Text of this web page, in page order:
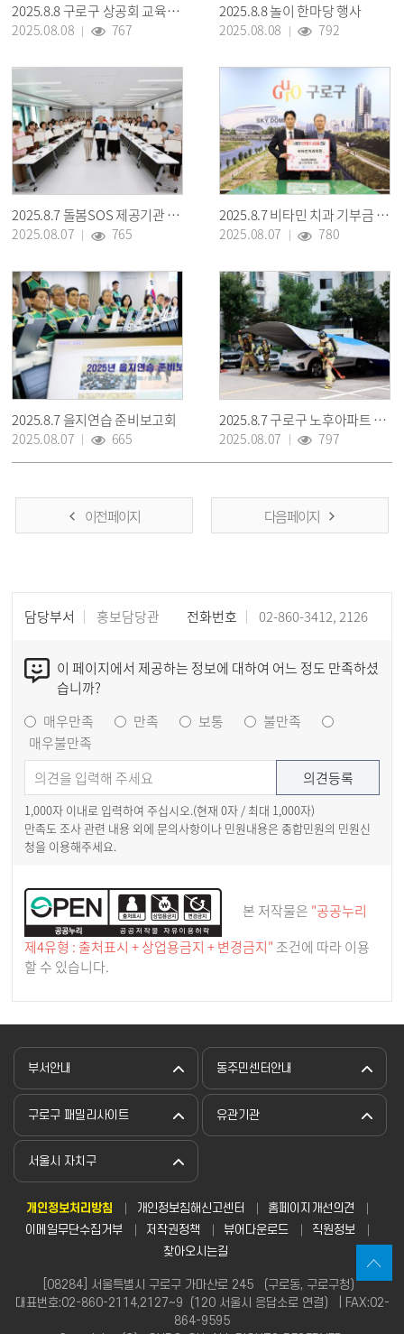
2025.8.8 구로구 상공회 교육장 개소식
2025.08.08
767
2025.8.8 놀이 한마당 행사
2025.08.08
792
2025.8.7 돌봄SOS 제공기관 협약식
2025.08.07
765
2025.8.7 비타민 치과 기부금 전달식
2025.08.07
780
2025.8.7 을지연습 준비보고회
2025.08.07
665
2025.8.7 구로구 노후아파트 민관 합동 소방안전컨설팅 및 소방훈련
2025.08.07
797
이전 페이지 다음 페이지
담당부서 홍보담당관 전화번호 02-860-3412, 2126
이 페이지에서 제공하는 정보에 대하여 어느 정도 만족하셨
습니까?
매우만족
만족 보통
불만족
매우불만족
1,000자 이내로 입력하여 주십시오.(현재 0자 / 최대 1,000자)
만족도 조사 관련 내용 외에 문의사항이나 민원내용은 종합민원의 민원신
청을 이용해주세요.
본 저작물은 "공공누리
제4유형 : 출처표시 + 상업용금지 + 변경금지" 조건에 따라 이용
할 수 있습니다.
부서안내 동주민센터안내
구로구 패밀리사이트 유관기관
서울시 자치구
개인정보처리방침 개인정보침해신고센터
홈페이지개선의견
이메일무단수집거부
저작권정책 뷰어다운로드
직원정보
찾아오시는길
[08284] 서울특별시 구로구 가마산로 245 （구로동, 구로구청）
대표번호:02-860-2114,2127~9（120 서울시 응답소로 연결） | FAX:02-
864-9595